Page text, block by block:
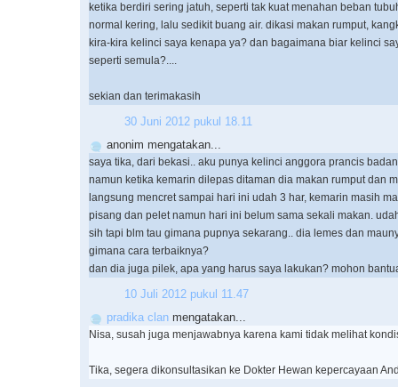
ketika berdiri sering jatuh, seperti tak kuat menahan beban
normal kering, lalu sedikit buang air. dikasi makan rumput,
kira-kira kelinci saya kenapa ya? dan bagaimana biar kelinci
seperti semula?....
sekian dan terimakasih
30 Juni 2012 pukul 18.11
anonim mengatakan...
saya tika, dari bekasi.. aku punya kelinci anggora prancis
namun ketika kemarin dilepas ditaman dia makan rumput dan
langsung mencret sampai hari ini udah 3 har, kemarin masih
pisang dan pelet namun hari ini belum sama sekali makan.
sih tapi blm tau gimana pupnya sekarang.. dia lemes dan
gimana cara terbaiknya?
dan dia juga pilek, apa yang harus saya lakukan? mohon
10 Juli 2012 pukul 11.47
pradika clan mengatakan...
Nisa, susah juga menjawabnya karena kami tidak melihat
Tika, segera dikonsultasikan ke Dokter Hewan kepercayaan